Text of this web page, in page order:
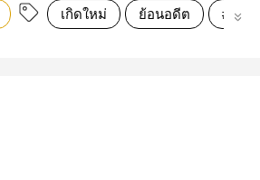
เกิดใหม่ ย้อนอดีต #ย้อน